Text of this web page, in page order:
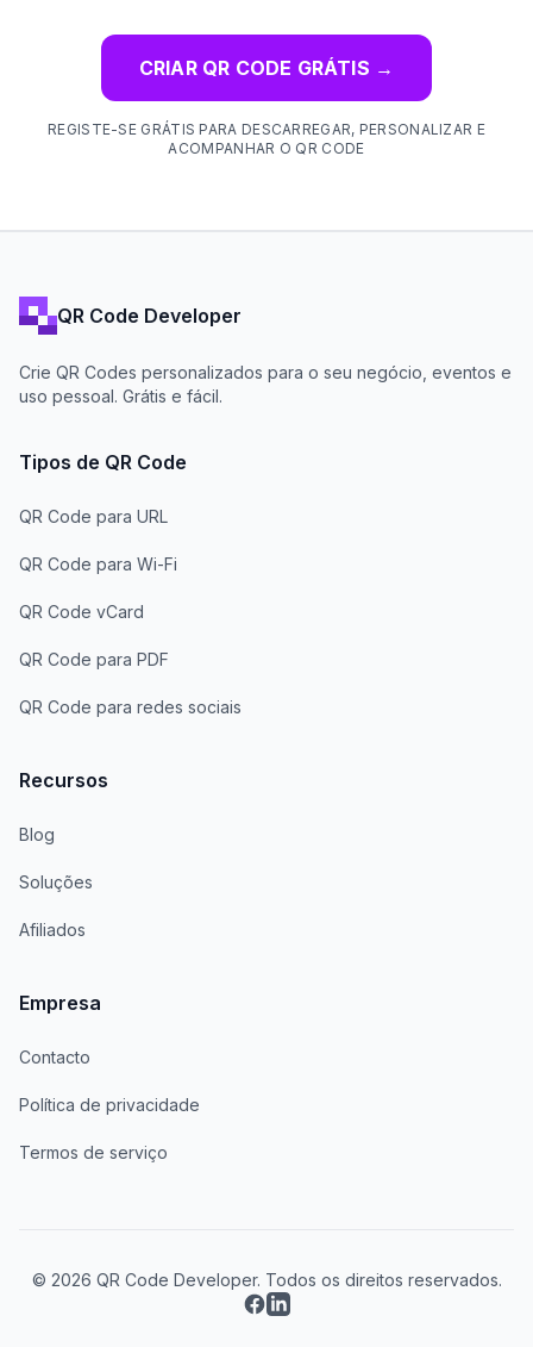
CRIAR QR CODE GRÁTIS →
REGISTE-SE GRÁTIS PARA DESCARREGAR, PERSONALIZAR E
ACOMPANHAR O QR CODE
QR Code Developer
Crie QR Codes personalizados para o seu negócio, eventos e
uso pessoal. Grátis e fácil.
Tipos de QR Code
QR Code para URL
QR Code para Wi-Fi
QR Code vCard
QR Code para PDF
QR Code para redes sociais
Recursos
Blog
Soluções
Afiliados
Empresa
Contacto
Política de privacidade
Termos de serviço
© 2026 QR Code Developer. Todos os direitos reservados.